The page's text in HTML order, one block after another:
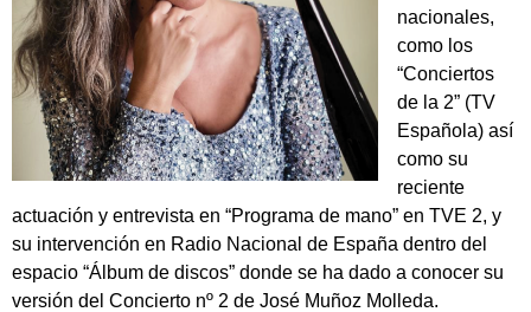
nacionales,
como los
“Conciertos
de la 2” (TV
Española) así
como su
reciente
actuación y entrevista en “Programa de mano” en TVE 2, y
su intervención en Radio Nacional de España dentro del
espacio “Álbum de discos” donde se ha dado a conocer su
versión del Concierto nº 2 de José Muñoz Molleda.